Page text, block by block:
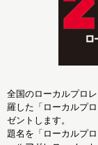
全国のローカルプロ
羅した「ローカルプ
ゼントします。
題名を「ローカルプ